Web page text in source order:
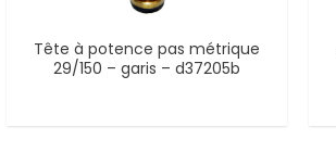
Tête à potence pas métrique
29/150 – garis – d37205b